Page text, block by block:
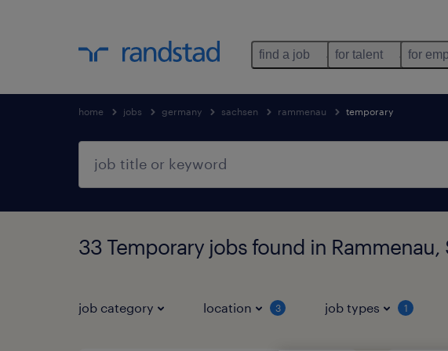
find a job for talent for
home jobs germany sachsen rammenau temporary
33 Temporary jobs found in Rammenau,
job category location 3 job types 1